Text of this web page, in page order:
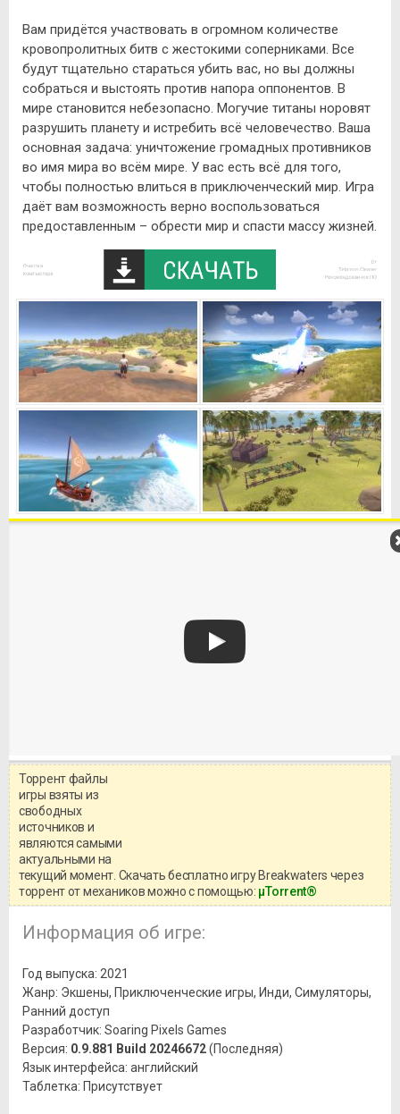
Вам придётся участвовать в огромном количестве
кровопролитных битв с жестокими соперниками. Все
будут тщательно стараться убить вас, но вы должны
собраться и выстоять против напора оппонентов. В
мире становится небезопасно. Могучие титаны норовят
разрушить планету и истребить всё человечество. Ваша
основная задача: уничтожение громадных противников
во имя мира во всём мире. У вас есть всё для того,
чтобы полностью влиться в приключенческий мир. Игра
даёт вам возможность верно воспользоваться
предоставленным – обрести мир и спасти массу жизней.
Торрент файлы
игры взяты из
свободных
источников и
являются самыми
актуальными на
текущий момент. Скачать бесплатно игру Breakwaters через
торрент от механиков можно с помощью: μTorrent®
Информация об игре:
Год выпуска: 2021
Жанр: Экшены, Приключенческие игры, Инди, Симуляторы,
Ранний доступ
Разработчик: Soaring Pixels Games
Версия: 0.9.881 Build 20246672(Последняя)
Язык интерфейса: английский
Таблетка: Присутствует